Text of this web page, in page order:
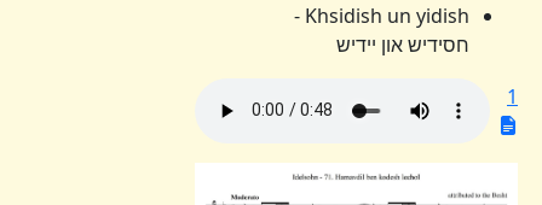
Khsidish un yidish -
חסידיש און יידיש